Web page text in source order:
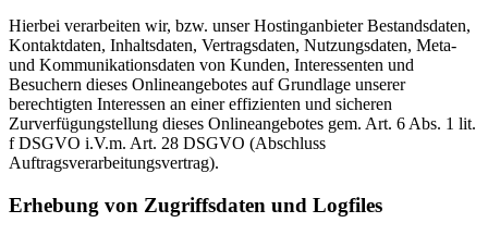
Hierbei verarbeiten wir, bzw. unser Hostinganbieter Bestandsdaten,
Kontaktdaten, Inhaltsdaten, Vertragsdaten, Nutzungsdaten, Meta-
und Kommunikationsdaten von Kunden, Interessenten und
Besuchern dieses Onlineangebotes auf Grundlage unserer
berechtigten Interessen an einer effizienten und sicheren
Zurverfügungstellung dieses Onlineangebotes gem. Art. 6 Abs. 1 lit.
f DSGVO i.V.m. Art. 28 DSGVO (Abschluss
Auftragsverarbeitungsvertrag).
Erhebung von Zugriffsdaten und Logfiles